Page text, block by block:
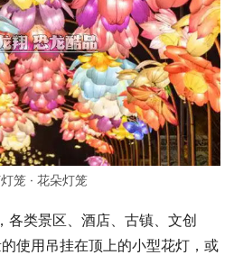
笼 · 花朵灯笼
类景区、酒店、古镇、文创
使用吊挂在顶上的小型花灯，或